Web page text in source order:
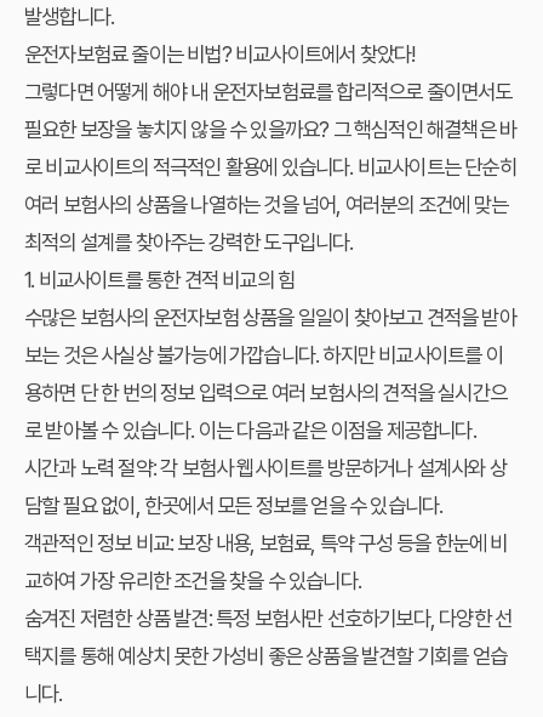
발생합니다.
운전자보험료 줄이는 비법? 비교사이트에서 찾았다!
그렇다면 어떻게 해야내 운전자보험료를 합리적으로 줄이면서도
필요한 보장을 놓치지 않을 수 있을까요? 그 핵심적인 해결책은 바
로비교사이트의 적극적인 활용에 있습니다. 비교사이트는 단순히
여러 보험사의 상품을 나열하는 것을 넘어, 여러분의 조건에 맞는
최적의 설계를 찾아주는 강력한 도구입니다.
1. 비교사이트를 통한 견적 비교의 힘
수많은 보험사의 운전자보험 상품을 일일이 찾아보고 견적을 받아
보는 것은 사실상 불가능에 가깝습니다. 하지만 비교사이트를 이
용하면 단 한 번의 정보 입력으로 여러 보험사의 견적을 실시간으
로 받아볼 수 있습니다. 이는 다음과 같은 이점을 제공합니다.
시간과 노력 절약:각 보험사 웹사이트를 방문하거나 설계사와 상
담할 필요 없이, 한곳에서 모든 정보를 얻을 수 있습니다.
객관적인 정보 비교:보장 내용, 보험료, 특약 구성 등을 한눈에 비
교하여 가장 유리한 조건을 찾을 수 있습니다.
숨겨진 저렴한 상품 발견:특정 보험사만 선호하기보다, 다양한 선
택지를 통해 예상치 못한 가성비 좋은 상품을 발견할 기회를 얻습
니다.